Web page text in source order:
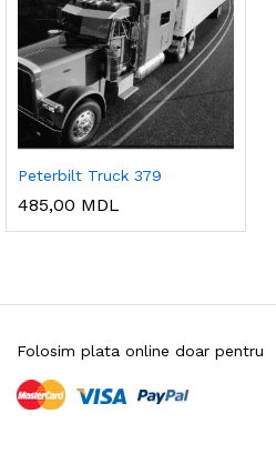
Peterbilt Truck 379
485,00 MDL
Folosim plata online doar pentru